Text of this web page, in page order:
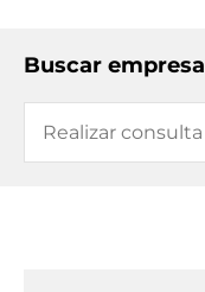
Buscar empresa